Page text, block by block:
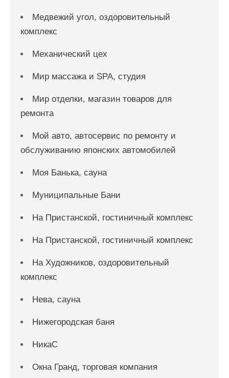
Медвежий угол, оздоровительный
комплекс
Механический цех
Мир массажа и SPA, студия
Мир отделки, магазин товаров для
ремонта
Мой авто, автосервис по ремонту и
обслуживанию японских автомобилей
Моя Банька, сауна
Муниципальные Бани
На Пристанской, гостиничный комплекс
На Пристанской, гостиничный комплекс
На Художников, оздоровительный
комплекс
Нева, сауна
Нижегородская баня
НикаС
Окна Гранд, торговая компания